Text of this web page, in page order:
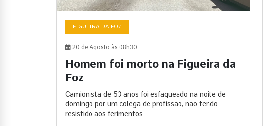
FIGUEIRA DA FOZ
20 de Agosto às 08h30
Homem foi morto na Figueira da
Foz
Camionista de 53 anos foi esfaqueado na noite de
domingo por um colega de profissão, não tendo
resistido aos ferimentos